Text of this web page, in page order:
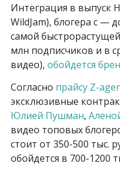
Интеграция в выпуск
WildJam), блогера с —
самой
млн подписчиков и в
видео), обойдется
Согласно прайсу Z-
эксклюзивные
Юлией Пушман,
видео топовых
стоит от 350-500 тыс.
обойдется в 700-1200